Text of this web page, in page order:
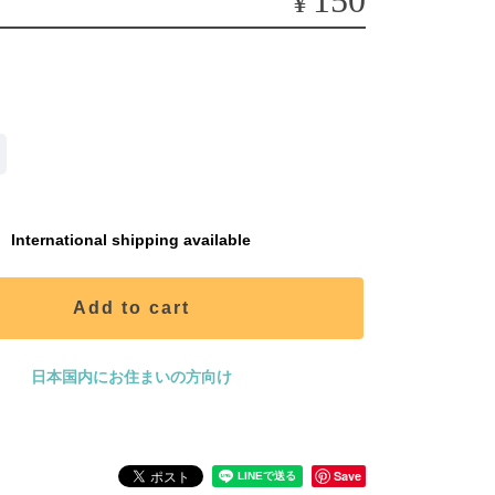
International shipping available
Add to cart
日本国内にお住まいの方向け
Save